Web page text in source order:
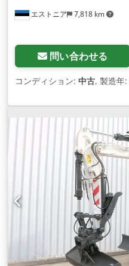
エストニア 7,818 km
問い合わせる
コンディション: 中古, 製造年: